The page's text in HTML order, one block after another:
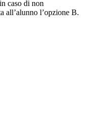
caso di non
all’alunno l’opzione B.